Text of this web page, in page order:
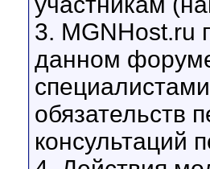
3. MGNHost.ru
данном
обязательств
консультаций